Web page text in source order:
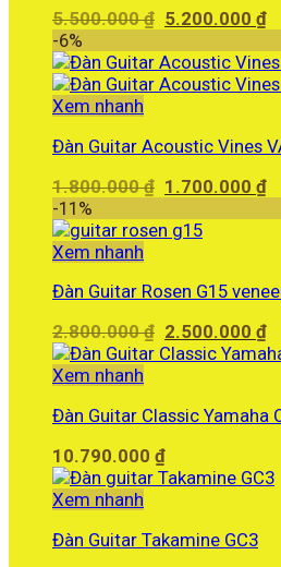
5.500.000₫ Giá
là:
5.500.000 ₫.
5.200.000₫Giá
-6%
Xem nhanh
Đàn Guitar Acoustic Vines
1.800.000₫ Giá
là:
1.700.000₫Giá
-11%
Xem nhanh
Đàn Guitar Rosen G15
2.800.000₫ Giá
gốc
2.500.000₫Giá
Xem nhanh
Đàn Guitar Classic Yamaha
10.790.000 ₫
Xem nhanh
Đàn Guitar Takamine GC3